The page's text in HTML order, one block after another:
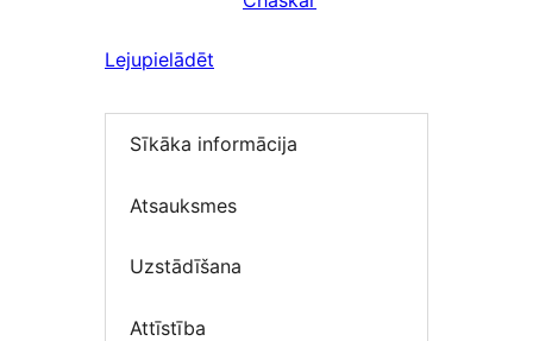
Lejupielādēt
Sīkāka informācija
Atsauksmes
Uzstādīšana
Attīstība